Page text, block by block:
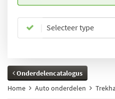
Selecteer type
Onderdelencatalogus
Home
Auto onderdelen